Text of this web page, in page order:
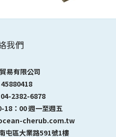
我們
易有限公司
2382-6878
18：00 週一至週五
cherub.com.tw
屯區大業路591號1樓